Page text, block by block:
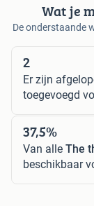
Wat je
De onderstaande
2
Er zijn
toegevoegd
37,5%
Van alle The
beschikbaar